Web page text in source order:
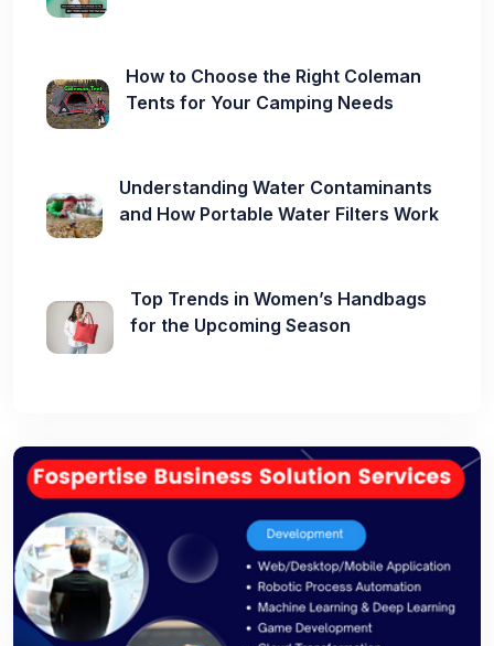
How to Choose the Right Coleman
Tents for Your Camping Needs
Understanding Water Contaminants
and How Portable Water Filters Work
Top Trends in Women’s Handbags
for the Upcoming Season